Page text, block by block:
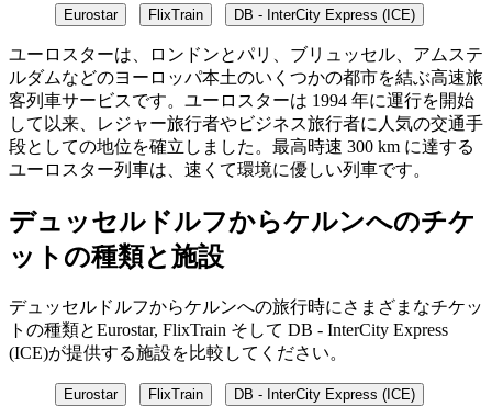
Eurostar FlixTrain DB - InterCity Express (ICE)
ユーロスターは、ロンドンとパリ、ブリュッセル、アムステ
ルダムなどのヨーロッパ本土のいくつかの都市を結ぶ高速旅
客列車サービスです。ユーロスターは 1994 年に運行を開始
して以来、レジャー旅行者やビジネス旅行者に人気の交通手
段としての地位を確立しました。最高時速 300 km に達する
ユーロスター列車は、速くて環境に優しい列車です。
デュッセルドルフからケルンへのチケ
ットの種類と施設
デュッセルドルフからケルンへの旅行時にさまざまなチケッ
トの種類とEurostar, FlixTrain そして DB - InterCity Express
(ICE)が提供する施設を比較してください。
Eurostar FlixTrain DB - InterCity Express (ICE)